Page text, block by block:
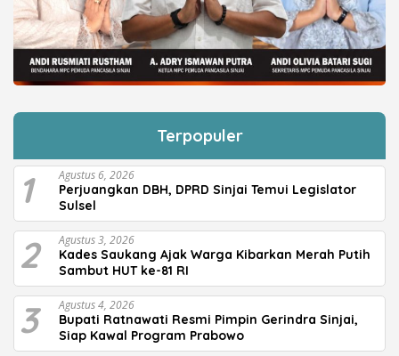
Terpopuler
1 Agustus 6, 2026
Perjuangkan DBH, DPRD Sinjai Temui Legislator
Sulsel
2 Agustus 3, 2026
Kades Saukang Ajak Warga Kibarkan Merah Putih
Sambut HUT ke-81 RI
3 Agustus 4, 2026
Bupati Ratnawati Resmi Pimpin Gerindra Sinjai,
Siap Kawal Program Prabowo